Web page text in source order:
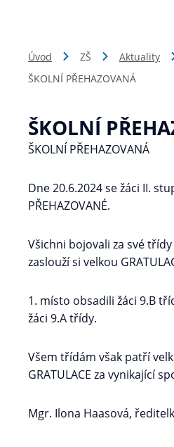
Úvod ZŠ
Aktuality
ŠKOLNÍ PŘEHAZOVANÁ
ŠKOLNÍ
ŠKOLNÍ PŘEHAZOVANÁ
Dne 20.6.2024 se žáci II.
PŘEHAZOVANÉ.
Všichni bojovali za své
zaslouží si velkou
1. místo obsadili žáci 9.B
žáci 9.A třídy.
Všem třídám však patří
GRATULACE za vynikající
Mgr. Ilona Haasová,